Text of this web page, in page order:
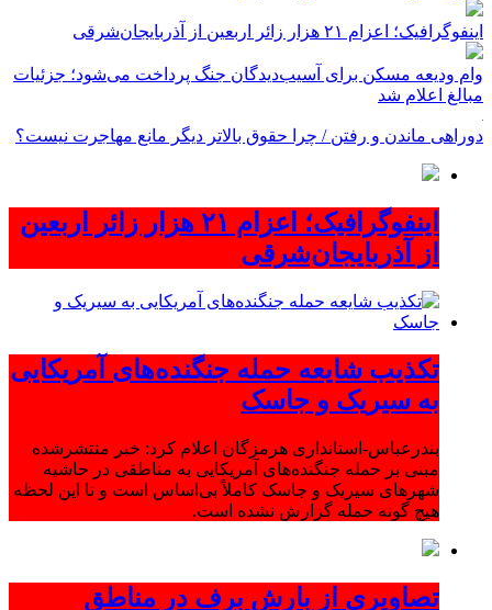
اینفوگرافیک؛ اعزام ۲۱ هزار زائر اربعین از آذربایجان‌شرقی
وام ودیعه مسکن برای آسیب‌دیدگان جنگ پرداخت می‌شود؛ جزئیات
مبالغ اعلام شد
دوراهی ماندن و رفتن / چرا حقوق بالاتر دیگر مانع مهاجرت نیست؟
اینفوگرافیک؛ اعزام ۲۱ هزار زائر اربعین
از آذربایجان‌شرقی
تکذیب شایعه حمله جنگنده‌های آمریکایی
به سیریک و جاسک
بندرعباس-استانداری هرمزگان اعلام کرد: خبر منتشرشده
مبنی بر حمله جنگنده‌های آمریکایی به مناطقی در حاشیه
شهرهای سیریک و جاسک کاملاً بی‌اساس است و تا این لحظه
هیچ گونه حمله گزارش نشده است.
تصاویری از بارش برف در مناطق